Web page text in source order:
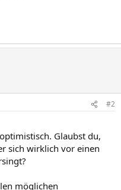
#2
Glaubst du,
sich wirklich vor einen
möglichen